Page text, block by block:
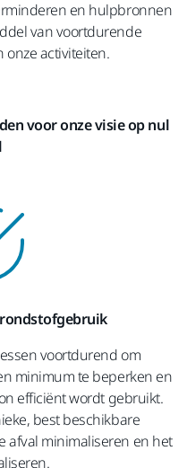
en hulpbronnen
van voortdurende
activiteiten.
voor onze visie op nul
voortdurend om
minimum te beperken en
efficiënt wordt gebruikt.
best beschikbare
afval minimaliseren en het